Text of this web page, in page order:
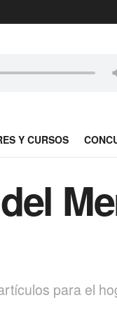
Y CURSOS
para el